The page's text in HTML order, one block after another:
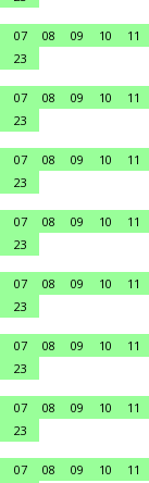
07 08 09 10 11
23
07 08 09 10 11
23
07 08 09 10 11
23
07 08 09 10 11
23
07 08 09 10 11
23
07 08 09 10 11
23
07 08 09 10 11
23
07 08 09 10 11